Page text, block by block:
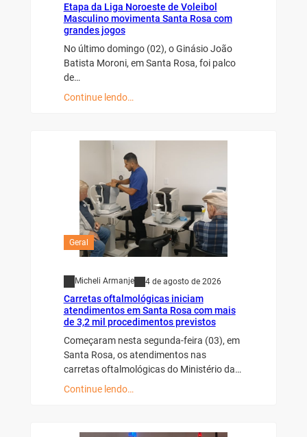
Etapa da Liga Noroeste de Voleibol
Masculino movimenta Santa Rosa com
grandes jogos
No último domingo (02), o Ginásio João
Batista Moroni, em Santa Rosa, foi palco
de…
Continue lendo…
Geral
Micheli Armanje 4 de agosto de 2026
Carretas oftalmológicas iniciam
atendimentos em Santa Rosa com mais
de 3,2 mil procedimentos previstos
Começaram nesta segunda-feira (03), em
Santa Rosa, os atendimentos nas
carretas oftalmológicas do Ministério da…
Continue lendo…